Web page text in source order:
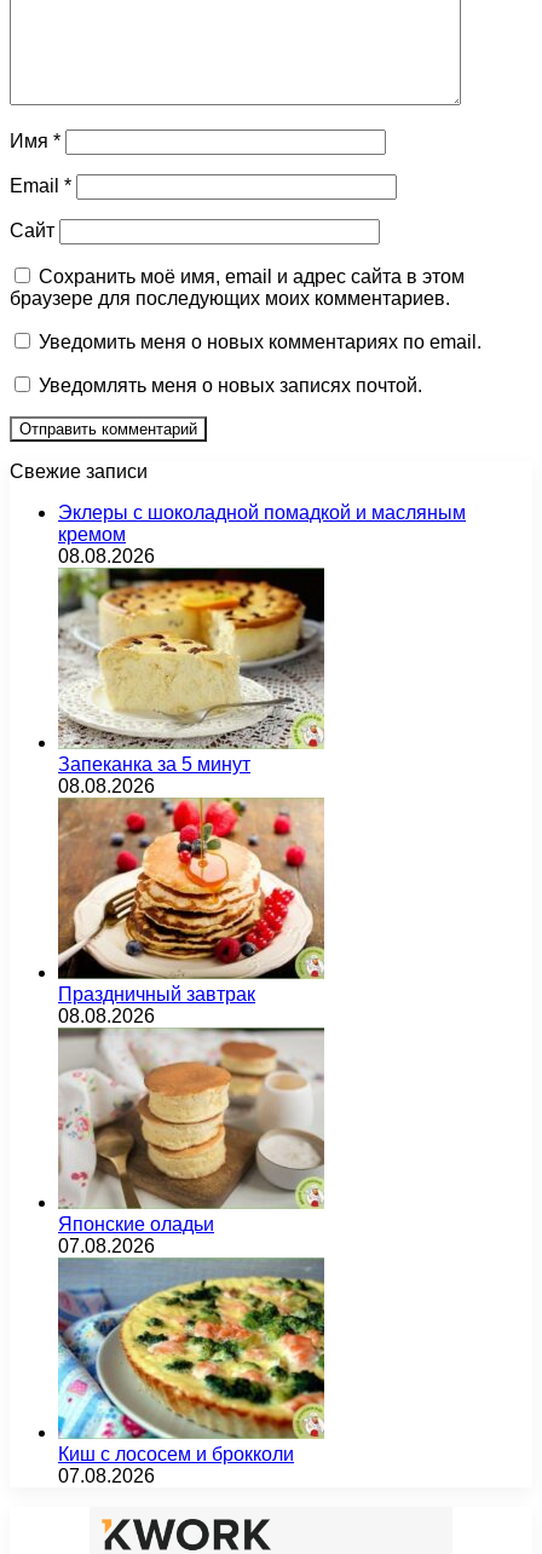
Имя *
Email *
Сайт
Сохранить моё имя, email и адрес сайта в этом
браузере для последующих моих комментариев.
Уведомить меня о новых комментариях по email.
Уведомлять меня о новых записях почтой.
Свежие записи
Эклеры с шоколадной помадкой и масляным
кремом
08.08.2026
Запеканка за 5 минут
08.08.2026
Праздничный завтрак
08.08.2026
Японские оладьи
07.08.2026
Киш с лососем и брокколи
07.08.2026